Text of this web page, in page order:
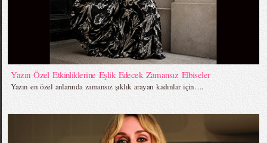
Yazın Özel Etkinliklerine Eşlik Edecek Zamansız Elbiseler
Yazın en özel anlarında zamansız şıklık arayan kadınlar için….